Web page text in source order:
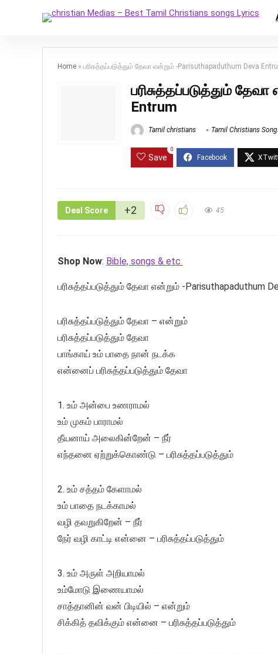
Home » பரிசுத்தப்படுத்தும் தேவா என்றும் -Parisuthapaduthum Deva
பரிசுத்தப்படுத்தும்
Entrum
Tamil christians Tamil Christians
Save
0
Deal Score +2 45
Shop Now: Bible, songs & etc
பரிசுத்தப்படுத்தும் தேவா என்றும் -Parisuthapaduthum
பரிசுத்தப்படுத்தும் தேவா – என்றும்
பரிசுத்தப்படுத்தும் தேவா
பாங்காய் உம் பாதை நான் நடக்க
என்னைப் பரிசுத்தப்படுத்தும் தேவா
1. உம் அன்பை உணராமல்
உம் முகம் பாராமல்
தீயனாய் அலைகின்றேன் – நீர்
எந்தனை ஏற்றுக்கொண்டு – பரிசுத்தப்படுத்தும்
2. உம் சத்தம் கேளாமல்
உம் பாதை நடக்காமல்
வழி தவறுகிறேன் – நீர்
நேர் வழி காட்டி என்னை – பரிசுத்தப்படுத்தும்
3. உம் அருள் அறியாமல்
உம்மோடு இணையாமல்
சாத்தானின் வன் பிடியில் – என்றும்
சிக்கித் தவிக்கும் என்னை – பரிசுத்தப்படுத்தும்